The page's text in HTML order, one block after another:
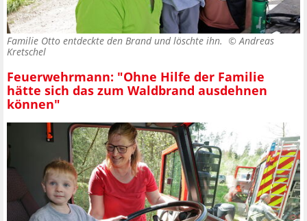
Familie Otto entdeckte den Brand und löschte ihn. ©Andreas
Kretschel
Feuerwehrmann: "Ohne Hilfe der Familie
hätte sich das zum Waldbrand ausdehnen
können"